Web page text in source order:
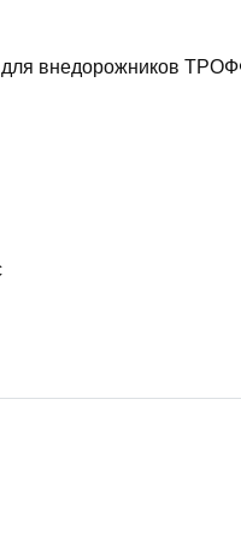
для внедорожников